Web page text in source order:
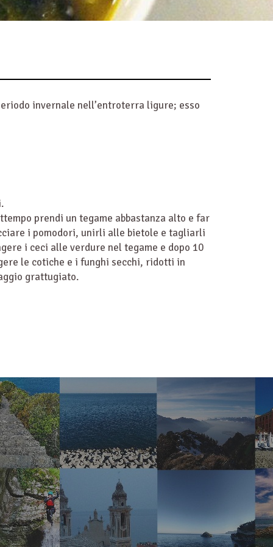
invernale nell’entroterra ligure; esso
prendi un tegame abbastanza alto e far
i pomodori, unirli alle bietole e tagliarli
i ceci alle verdure nel tegame e dopo 10
le cotiche e i funghi secchi, ridotti in
grattugiato.